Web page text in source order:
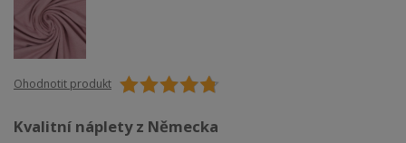
Ohodnotit produkt
Kvalitní náplety z Německa